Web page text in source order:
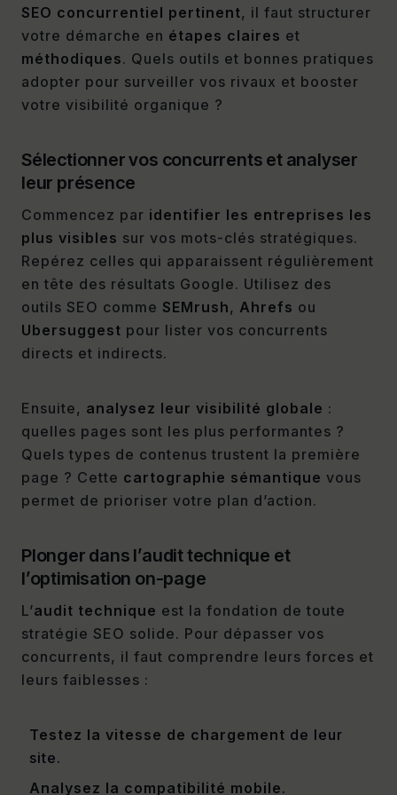
SEO concurrentiel pertinent, il faut structurer
votre démarche en étapes claires et
méthodiques. Quels outils et bonnes pratiques
adopter pour surveiller vos rivaux et booster
votre visibilité organique ?
Sélectionner vos concurrents et analyser
leur présence
Commencez par identifier les entreprises les
plus visibles sur vos mots-clés stratégiques.
Repérez celles qui apparaissent régulièrement
en tête des résultats Google. Utilisez des
outils SEO comme SEMrush, Ahrefs ou
Ubersuggest pour lister vos concurrents
directs et indirects.
Ensuite, analysez leur visibilité globale :
quelles pages sont les plus performantes ?
Quels types de contenus trustent la première
page ? Cette cartographie sémantique vous
permet de prioriser votre plan d’action.
Plonger dans l’audit technique et
l’optimisation on-page
L’audit technique est la fondation de toute
stratégie SEO solide. Pour dépasser vos
concurrents, il faut comprendre leurs forces et
leurs faiblesses :
Testez la vitesse de chargement de leur
site.
Analysez la compatibilité mobile.